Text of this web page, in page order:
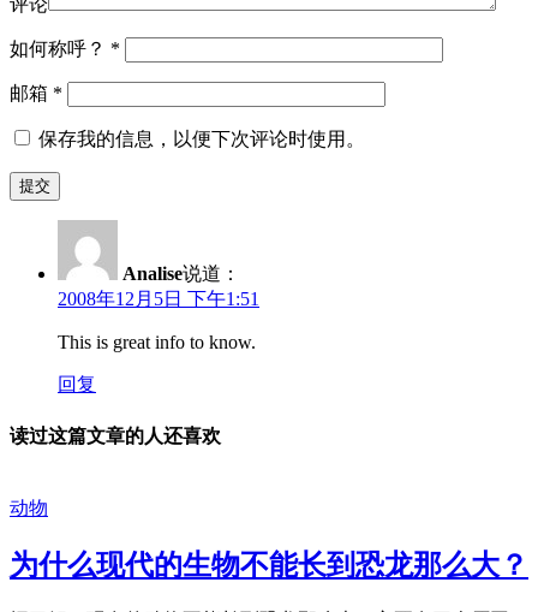
评论
如何称呼？ *
邮箱 *
保存我的信息，以便下次评论时使用。
Analise说道：
2008年12月5日 下午1:51
This is great info to know.
回复
读过这篇文章的人还喜欢
动物
为什么现代的生物不能长到恐龙那么大？